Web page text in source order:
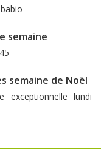
semaine
semaine de Noël
exceptionnelle lundi